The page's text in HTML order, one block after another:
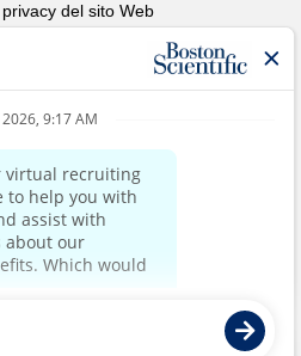
del sito Web
Corporate